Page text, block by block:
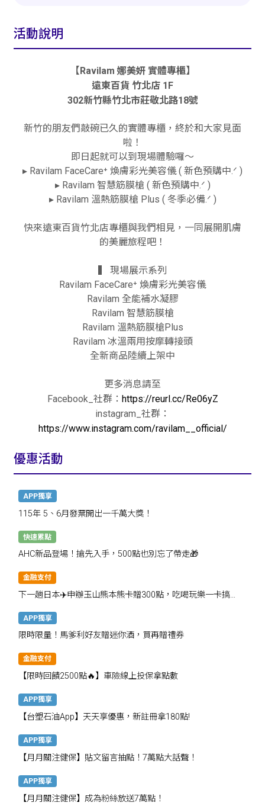
活動說明
【Ravilam 娜美妍 實體專櫃】
遠東百貨 竹北店 1F
302新竹縣竹北市莊敬北路18號
新竹的朋友們敲碗已久的實體專櫃，終於和大家見面
啦！
即日起就可以到現場體驗囉～
▸ Ravilam FaceCare⁺ 煥膚彩光美容儀 ( 新色預購中.ᐟ )
▸ Ravilam 智慧筋膜槍 ( 新色預購中.ᐟ )
▸ Ravilam 溫熱筋膜槍 Plus ( 冬季必備.ᐟ )
快來遠東百貨竹北店專櫃與我們相見，一同展開肌膚
的美麗旅程吧！
▍ 現場展示系列
Ravilam FaceCare⁺ 煥膚彩光美容儀
Ravilam 全能補水凝膠
Ravilam 智慧筋膜槍
Ravilam 溫熱筋膜槍Plus
Ravilam 冰溫兩用按摩轉接頭
全新商品陸續上架中
更多消息請至
Facebook_社群： https://reurl.cc/Re06yZ
instagram_社群：
https://www.instagram.com/ravilam__official/
優惠活動
APP獨享
115年 5、6月發票開出一千萬大獎！
快速累點
AHC新品登場！搶先入手，500點也別忘了帶走🎁
金融支付
下一趟日本✈️申辦玉山熊本熊卡贈300點，吃喝玩樂一卡搞
APP獨享
限時限量！馬爹利好友贈迷你酒，買再贈禮券
金融支付
【限時回饋2500點🔥】車險線上投保拿點數
APP獨享
【台塑石油App】天天享優惠，新註冊拿180點!
APP獨享
【月月關注健保】貼文留言抽點！7萬點大話聲！
APP獨享
【月月關注健保】成為粉絲放送7萬點！